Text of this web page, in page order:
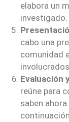
elabora un
investigado.
cabo una
comunidad
Evaluación
reúne para
saben